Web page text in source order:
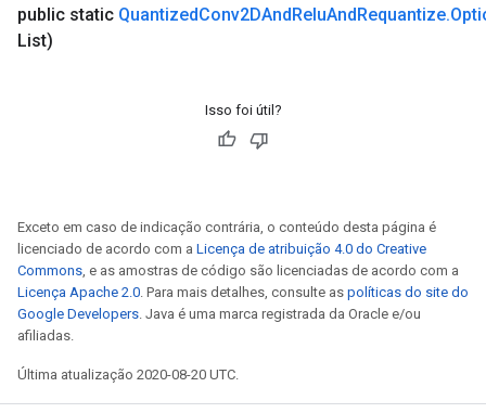
public static QuantizedConv2DAndReluAndRequantize.
List)
Isso foi útil?
Exceto em caso de indicação contrária, o conteúdo desta página é
licenciado de acordo com a Licença de atribuição 4.0 do Creative
Commons, e as amostras de código são licenciadas de acordo com a
Licença Apache 2.0. Para mais detalhes, consulte as políticas do site do
Google Developers. Java é uma marca registrada da Oracle e/ou
afiliadas.
Última atualização 2020-08-20 UTC.